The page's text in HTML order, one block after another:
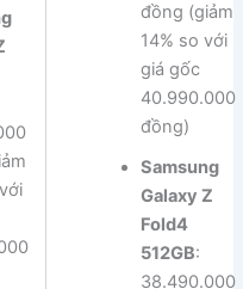
đồng (giảm
14% so với
giá gốc
40.990.000
đồng)
Samsung
Galaxy Z
Fold4
512GB:
38.490.000